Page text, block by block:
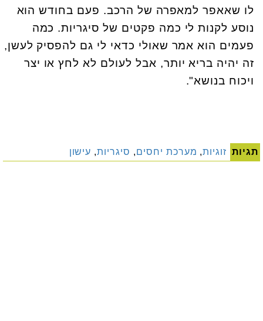
לו שאאפר למאפרה של הרכב. פעם בחודש הוא
נוסע לקנות לי כמה פקטים של סיגריות. כמה
פעמים הוא אמר שאולי כדאי לי גם להפסיק לעשן,
זה יהיה בריא יותר, אבל לעולם לא לחץ או יצר
ויכוח בנושא".
תגיות זוגיות, מערכת יחסים, סיגריות, עישון